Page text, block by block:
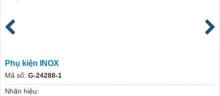
Phụ kiện INOX
Mã số: G-24288-1
Nhãn hiệu: